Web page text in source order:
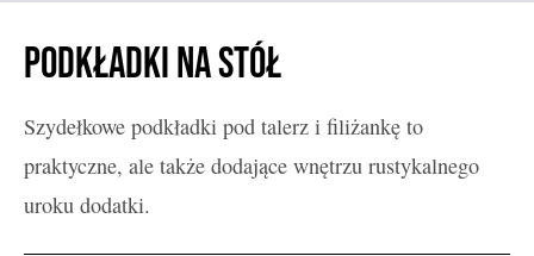
Podkładki na stół
Szydełkowe podkładki pod talerz i filiżankę to
praktyczne, ale także dodające wnętrzu rustykalnego
uroku dodatki.